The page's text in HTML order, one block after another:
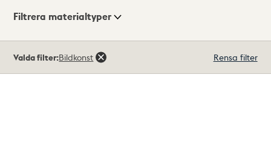
Visningsläge
Filtrera materialtyper
träffar
Valda filter:Bildkonst Rensa filter